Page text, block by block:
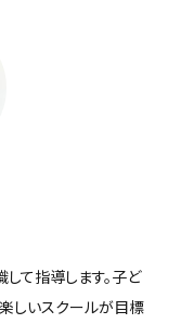
して指導します。子ど
しいスクールが目標